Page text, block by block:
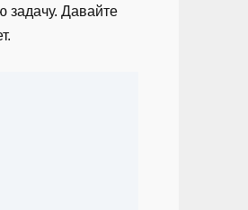
задачу. Давайте